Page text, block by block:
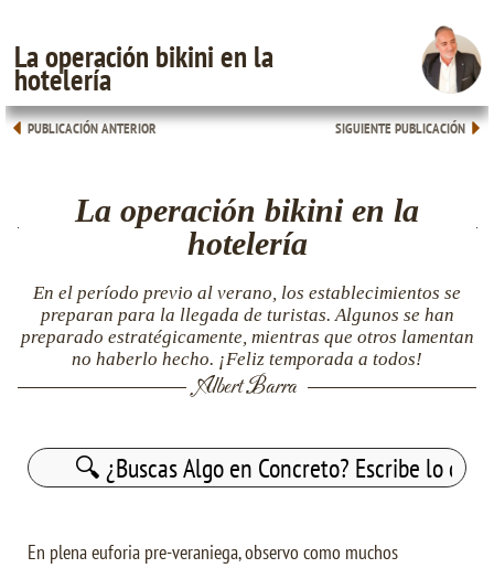
La operación bikini en la
hotelería
PUBLICACIÓN ANTERIOR SIGUIENTE PUBLICACIÓN
La operación bikini en la
hotelería
En el período previo al verano, los establecimientos se
preparan para la llegada de turistas. Algunos se han
preparado estratégicamente, mientras que otros lamentan
no haberlo hecho. ¡Feliz temporada a todos!
Albert Barra
Buscar:
En plena euforia pre-veraniega, observo como muchos